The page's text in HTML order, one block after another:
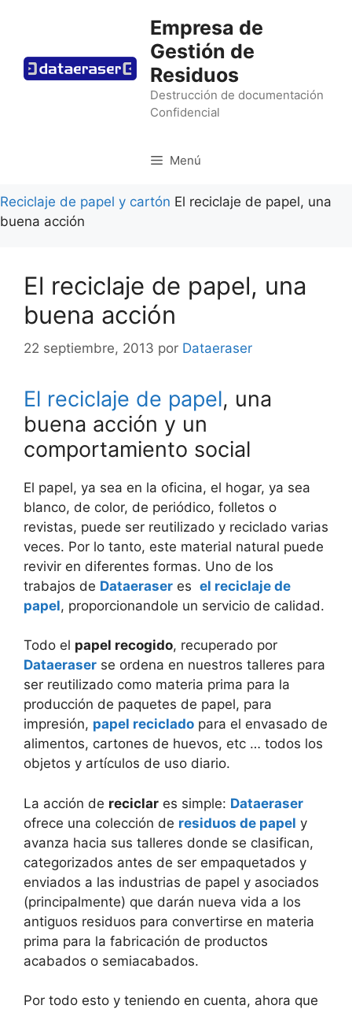
Empresa de
Gestión de
Residuos
Destrucción de documentación
Confidencial
Menú
Reciclaje de papel y cartón El reciclaje de papel, una
buena acción
El reciclaje de papel, una
buena acción
22 septiembre, 2013 por Dataeraser
El reciclaje de papel, una
buena acción y un
comportamiento social
El papel, ya sea en la oficina, el hogar, ya sea
blanco, de color, de periódico, folletos o
revistas, puede ser reutilizado y reciclado varias
veces. Por lo tanto, este material natural puede
revivir en diferentes formas. Uno de los
trabajos de Dataeraser es el reciclaje de
papel, proporcionandole un servicio de calidad.
Todo el papel recogido, recuperado por
Dataeraser se ordena en nuestros talleres para
ser reutilizado como materia prima para la
producción de paquetes de papel, para
impresión, papel reciclado para el envasado de
alimentos, cartones de huevos, etc … todos los
objetos y artículos de uso diario.
La acción de reciclar es simple: Dataeraser
ofrece una colección de residuos de papel y
avanza hacia sus talleres donde se clasifican,
categorizados antes de ser empaquetados y
enviados a las industrias de papel y asociados
(principalmente) que darán nueva vida a los
antiguos residuos para convertirse en materia
prima para la fabricación de productos
acabados o semiacabados.
Por todo esto y teniendo en cuenta, ahora que